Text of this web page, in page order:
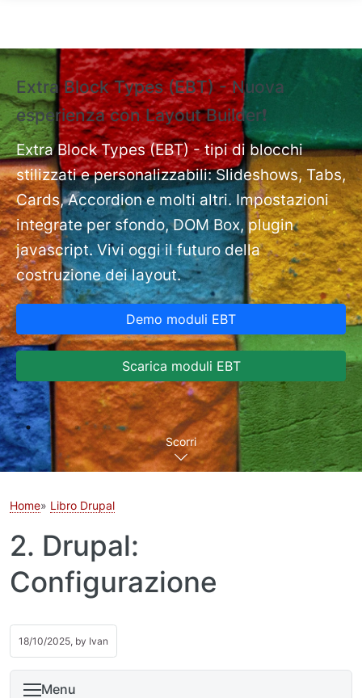
Extra Block Types (EBT) - Nuova
esperienza con Layout Builder❗
Extra Block Types (EBT) - tipi di blocchi
stilizzati e personalizzabili: Slideshows, Tabs,
Cards, Accordion e molti altri. Impostazioni
integrate per sfondo, DOM Box, plugin
javascript. Vivi oggi il futuro della
costruzione dei layout.
Demo moduli EBT
Scarica moduli EBT
Scorri
Home Libro Drupal
2. Drupal:
Configurazione
18/10/2025, by Ivan
Menu